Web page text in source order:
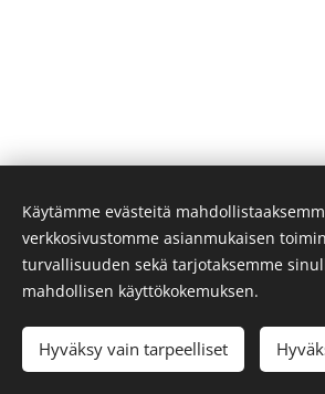
Webnodella
Käytämme evästeitä
verkkosivustomme asianmukaisen
turvallisuuden sekä tarjotaksemme
mahdollisen käyttökokemuksen.
Hyväksy vain tarpeelliset